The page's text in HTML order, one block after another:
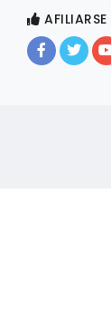
AFILIARSE